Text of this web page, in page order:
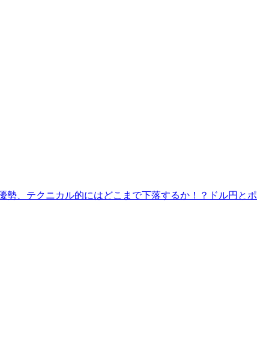
勢、テクニカル的にはどこまで下落するか！？ドル円とポ